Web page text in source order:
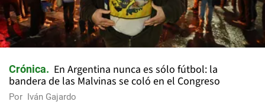
Crónica
En Argentina nunca es sólo fútbol: la
bandera de las Malvinas se coló en el Congreso
Por Iván Gajardo